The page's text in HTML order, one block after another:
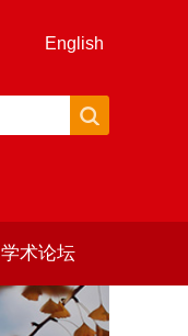
English
学术论坛